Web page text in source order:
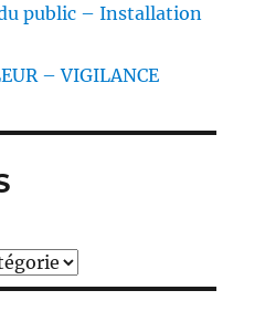
public – Installation
– VIGILANCE